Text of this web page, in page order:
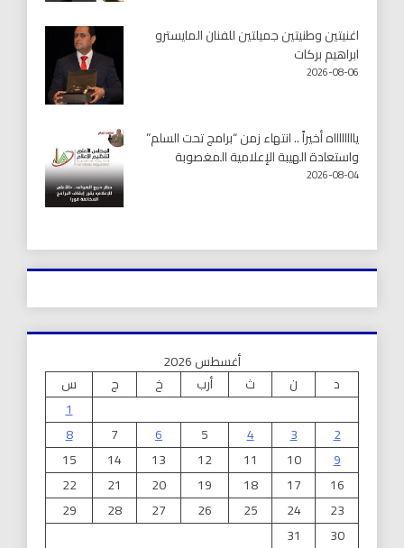
اغنيتين وطنيتين جميلتين للفنان المايسترو
ابراهيم بركات
2026-08-06
يااااااااه أخيراً .. انتهاء زمن “برامج تحت السلم”
واستعادة الهيبة الإعلامية المغصوبة
2026-08-04
أغسطس 2026
د
ن ث أرب خ ج
س
1
2
3
4
5
6
7
8
9
10
11
12
13
14
15
16
17
18
19
20
21
22
23
24
25
26
27
28
29
30
31